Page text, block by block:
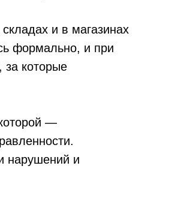
и в магазинах
формально, и при
за которые
—
нарушений и